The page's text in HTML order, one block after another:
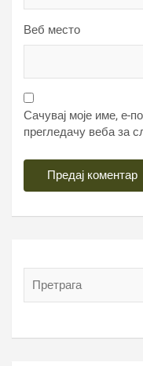
Веб место
Сачувај моје име, е-
прегледачу веба за